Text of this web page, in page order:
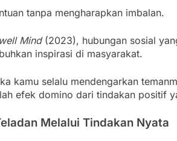
tanpa mengharapkan imbalan.
Mind(2023), hubungan sosial
inspirasi di masyarakat.
kamu selalu mendengarkan
efek domino dari tindakan positif
Melalui Tindakan Nyata